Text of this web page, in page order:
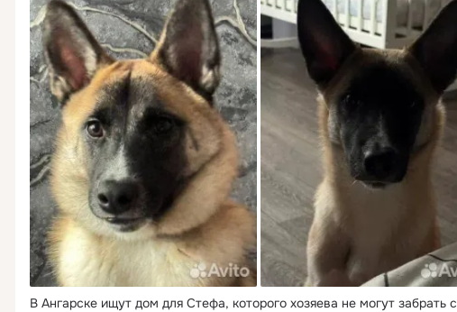
В Ангарске ищут дом для Стефа, которого хозяева не могут забрать с